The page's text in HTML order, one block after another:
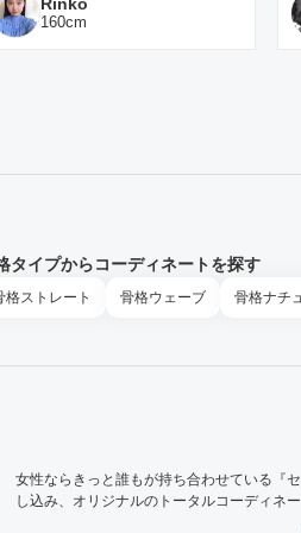
160cm
タイプからコーディネートを探す
格ストレート 骨格ウェーブ 骨格ナチ
女性ならきっと誰もが持ち合わせている『
し込み、オリジナルのトータルコーディネー